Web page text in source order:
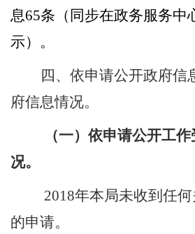
息65条（同步在政务服务中
示）。
四、依申请公开政府信
府信息情况。
（一）依申请公开工
况。
2018年本局未收到任
的申请。